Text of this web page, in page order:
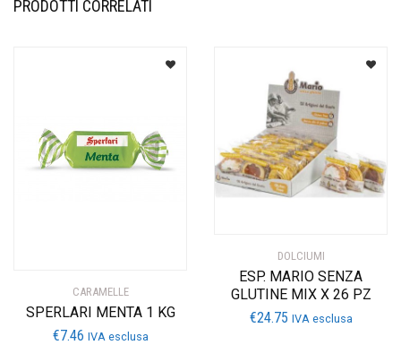
PRODOTTI CORRELATI
CARAMELLE
SPERLARI MENTA 1 KG
€7.46 IVA esclusa
DOLCIUMI
ESP. MARIO SENZA
GLUTINE MIX X 26 PZ
€24.75 IVA esclusa